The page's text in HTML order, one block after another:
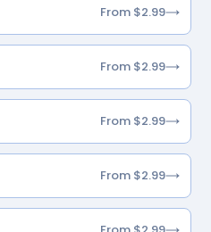
From $2.99
From $2.99
From $2.99
From $2.99